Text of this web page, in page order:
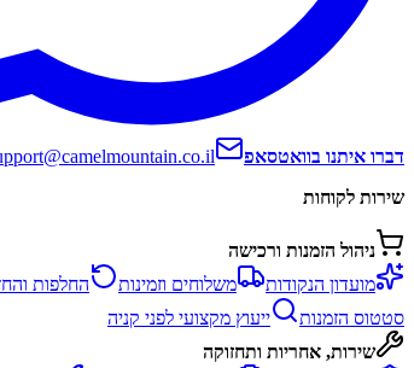
דברו איתנו בוואטסאפ
שירות לקוחות
ניהול הזמנות ורכישה
מועדון הנקודות
משלוחים וזמינות
החלפות
סטטוס הזמנות
ייעוץ מקצועי לפני קניה
שירות, אחריות ותחזוקה